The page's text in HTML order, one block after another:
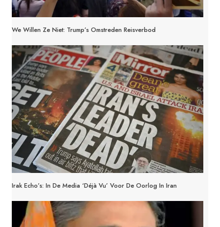
We Willen Ze Niet: Trump’s Omstreden Reisverbod
Irak Echo’s: In De Media ‘Déjà Vu’ Voor De Oorlog In Iran